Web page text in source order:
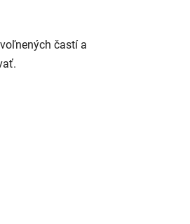
častí a